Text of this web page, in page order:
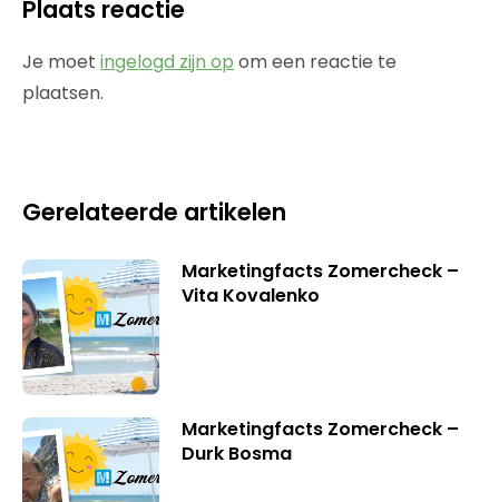
Plaats reactie
Je moet ingelogd zijn op om een reactie te
plaatsen.
Gerelateerde artikelen
Marketingfacts Zomercheck –
Vita Kovalenko
Marketingfacts Zomercheck –
Durk Bosma